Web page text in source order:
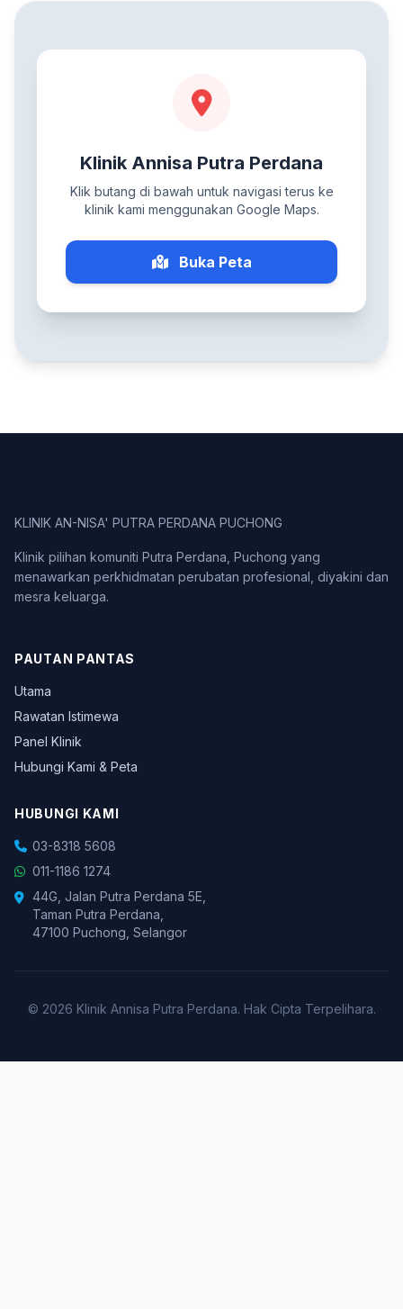
Klinik Annisa Putra Perdana
Klik butang di bawah untuk navigasi terus ke
klinik kami menggunakan Google Maps.
Buka Peta
KLINIK AN-NISA' PUTRA PERDANA PUCHONG
Klinik pilihan komuniti Putra Perdana, Puchong yang
menawarkan perkhidmatan perubatan profesional, diyakini dan
mesra keluarga.
PAUTAN PANTAS
Utama
Rawatan Istimewa
Panel Klinik
Hubungi Kami & Peta
HUBUNGI KAMI
03-8318 5608
011-1186 1274
44G, Jalan Putra Perdana 5E,
Taman Putra Perdana,
47100 Puchong, Selangor
© 2026 Klinik Annisa Putra Perdana. Hak Cipta Terpelihara.